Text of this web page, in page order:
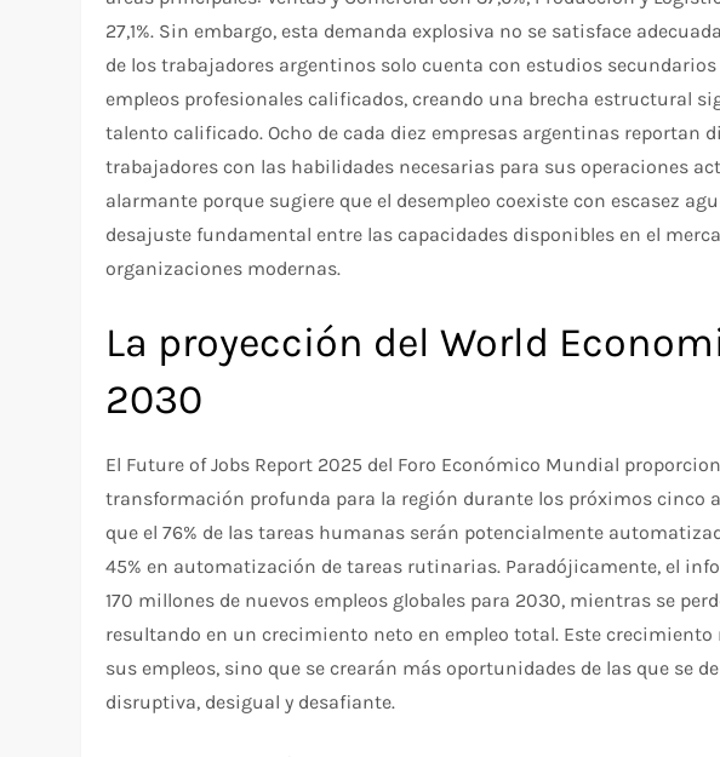
27,1%. Sin embargo, esta demanda explosiva no se satisface
de los trabajadores argentinos solo cuenta con estudios secundarios
empleos profesionales calificados, creando una brecha estructural
talento calificado. Ocho de cada diez empresas argentinas reportan
trabajadores con las habilidades necesarias para sus operaciones
alarmante porque sugiere que el desempleo coexiste con escasez
desajuste fundamental entre las capacidades disponibles en el
organizaciones modernas.
La proyección del World
2030
El Future of Jobs Report 2025 del Foro Económico Mundial
transformación profunda para la región durante los próximos cinco
que el 76% de las tareas humanas serán potencialmente
45% en automatización de tareas rutinarias. Paradójicamente, el
170 millones de nuevos empleos globales para 2030, mientras se
resultando en un crecimiento neto en empleo total. Este
sus empleos, sino que se crearán más oportunidades de las que se
disruptiva, desigual y desafiante.